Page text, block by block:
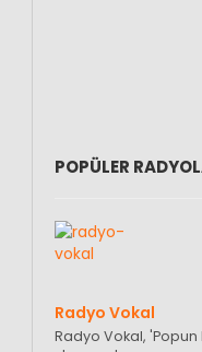
POPÜLER
Radyo Vokal
Radyo Vokal, 'Popun